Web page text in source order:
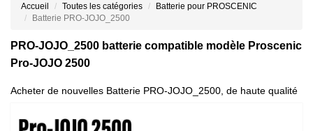
Accueil Toutes les catégories
Batterie pour PROSCENIC
Batterie PRO-JOJO_2500
PRO-JOJO_2500 batterie compatible modèle Proscenic
Pro-JOJO 2500
Acheter de nouvelles Batterie PRO-JOJO_2500, de haute qualité